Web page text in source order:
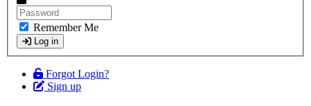
Remember Me
Log in
Forgot Login?
Sign up